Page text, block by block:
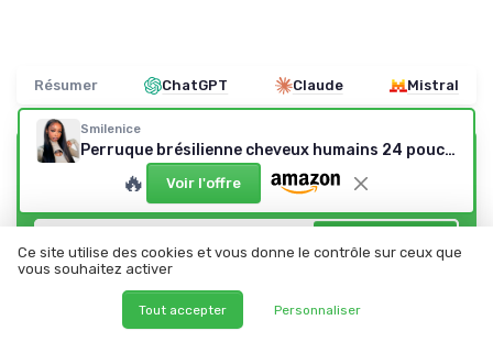
Résumer ChatGPT Claude Mistral
Recevez les dernières actualités de
Mes cosmetiques bio
➔ Je m'inscris
des fins commerciales par Mes cosmetiques bio et ses
Smilenice
Perruque brésilienne cheveux humains 24 pouces (61 cm) 200% densité - Lace 9x6 sans colle
🔥 Voir l'offre
Ce site utilise des cookies et vous donne le contrôle sur ceux que
vous souhaitez activer
Tout accepter Personnaliser